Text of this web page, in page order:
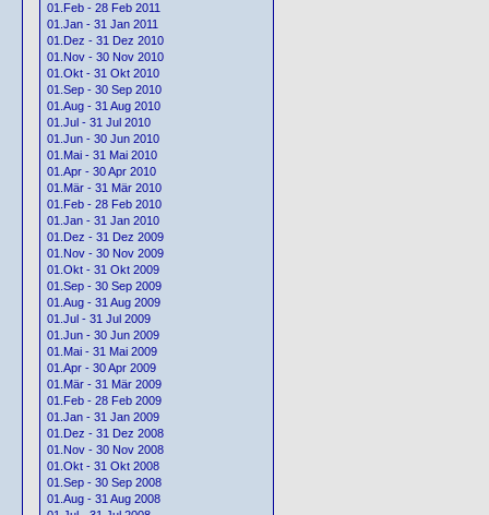
01.Feb - 28 Feb 2011
01.Jan - 31 Jan 2011
01.Dez - 31 Dez 2010
01.Nov - 30 Nov 2010
01.Okt - 31 Okt 2010
01.Sep - 30 Sep 2010
01.Aug - 31 Aug 2010
01.Jul - 31 Jul 2010
01.Jun - 30 Jun 2010
01.Mai - 31 Mai 2010
01.Apr - 30 Apr 2010
01.Mär - 31 Mär 2010
01.Feb - 28 Feb 2010
01.Jan - 31 Jan 2010
01.Dez - 31 Dez 2009
01.Nov - 30 Nov 2009
01.Okt - 31 Okt 2009
01.Sep - 30 Sep 2009
01.Aug - 31 Aug 2009
01.Jul - 31 Jul 2009
01.Jun - 30 Jun 2009
01.Mai - 31 Mai 2009
01.Apr - 30 Apr 2009
01.Mär - 31 Mär 2009
01.Feb - 28 Feb 2009
01.Jan - 31 Jan 2009
01.Dez - 31 Dez 2008
01.Nov - 30 Nov 2008
01.Okt - 31 Okt 2008
01.Sep - 30 Sep 2008
01.Aug - 31 Aug 2008